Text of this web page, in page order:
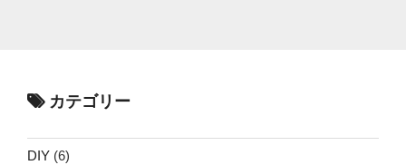
カテゴリー
DIY (6)